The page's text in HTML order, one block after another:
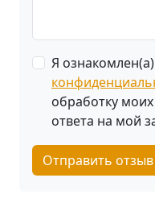
Я
обработку
ответа на мой
Отправить отзыв